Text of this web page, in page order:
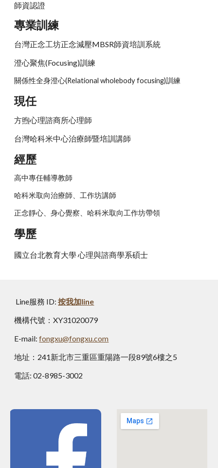
師資認證
專業訓練
台灣正念工坊正念減壓MBSR師資培訓系統
澄心聚焦(Focusing)訓練
關係性全身澄心(Relational wholebody focusing)訓練
現任
方煦心理諮商所心理師
台灣哈科米中心治療師暨培訓講師
經歷
高中專任輔導教師
哈科米取向治療師、工作坊講師
正念靜心、身心覺察、哈科米取向工作坊帶領
學歷
國立台北教育大學 心理與諮商學系碩士
Line服務 ID:按我加line
機構代號：XY31020079
E-mail:fongxu@fongxu.com
地址：241新北市三重區重陽路一段89號6樓之5
電話: 02-8985-3002